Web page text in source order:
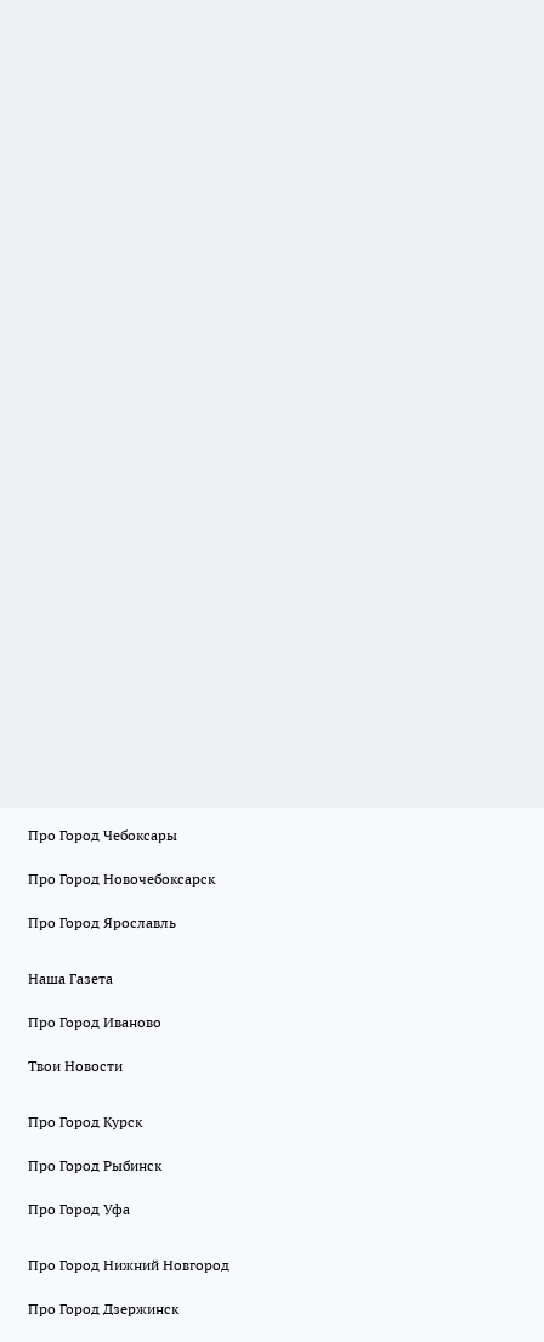
Про Город Чебоксары
Про Город Новочебоксарск
Про Город Ярославль
Наша Газета
Про Город Иваново
Твои Новости
Про Город Курск
Про Город Рыбинск
Про Город Уфа
Про Город Нижний Новгород
Про Город Дзержинск